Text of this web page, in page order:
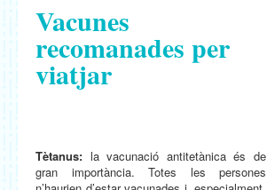
Vacunes
recomanades per
viatjar
Tètanus: la vacunació antitetànica és de
gran importància. Totes les persones